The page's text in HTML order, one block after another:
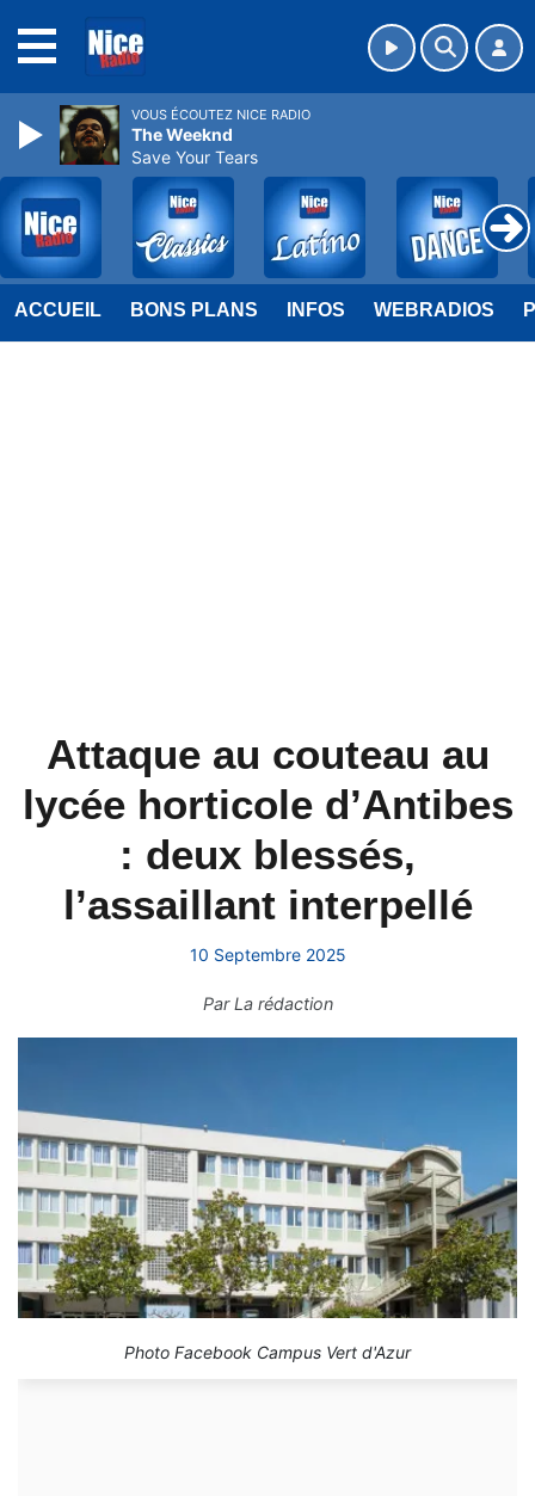
ACCUEIL BONS PLANS INFOS WEBRADIOS
Attaque au couteau au
lycée horticole d’Antibes
: deux blessés,
l’assaillant interpellé
10 Septembre 2025
ParLa rédaction
Photo Facebook Campus Vert d'Azur
VOUS ÉCOUTEZ NICE RADIO
The Weeknd
Save Your Tears